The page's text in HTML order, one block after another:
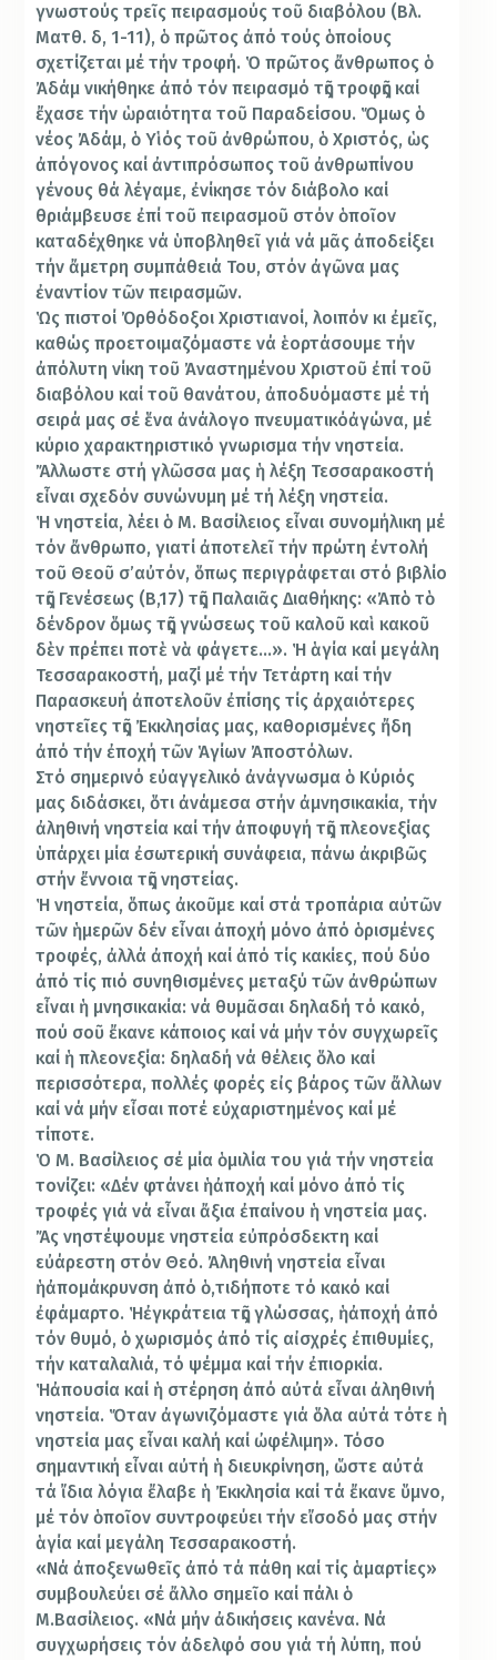
γνωστούς τρεῖς πειρασμούς τοῦ διαβόλου (Βλ.
Ματθ. δ, 1-11), ὁ πρῶτος ἀπό τούς ὁποίους
σχετίζεται μέ τήν τροφή. Ὁ πρῶτος ἄνθρωπος ὁ
Ἀδάμ νικήθηκε ἀπό τόν πειρασμό τῆς τροφῆς καί
ἔχασε τήν ὡραιότητα τοῦ Παραδείσου. Ὅμως ὁ
νέος Ἀδάμ, ὁ Υἱός τοῦ ἀνθρώπου, ὁ Χριστός, ὡς
ἀπόγονος καί ἀντιπρόσωπος τοῦ ἀνθρωπίνου
γένους θά λέγαμε, ἐνίκησε τόν διάβολο καί
θριάμβευσε ἐπί τοῦ πειρασμοῦ στόν ὁποῖον
καταδέχθηκε νά ὑποβληθεῖ γιά νά μᾶς ἀποδείξει
τήν ἄμετρη συμπάθειά Του, στόν ἀγῶνα μας
ἐναντίον τῶν πειρασμῶν.
Ὡς πιστοί Ὀρθόδοξοι Χριστιανοί, λοιπόν κι ἐμεῖς,
καθώς προετοιμαζόμαστε νά ἑορτάσουμε τήν
ἀπόλυτη νίκη τοῦ Ἀναστημένου Χριστοῦ ἐπί τοῦ
διαβόλου καί τοῦ θανάτου, ἀποδυόμαστε μέ τή
σειρά μας σέ ἕνα ἀνάλογο πνευματικόἀγώνα, μέ
κύριο χαρακτηριστικό γνωρισμα τήν νηστεία.
Ἄλλωστε στή γλῶσσα μας ἡ λέξη Τεσσαρακοστή
εἶναι σχεδόν συνώνυμη μέ τή λέξη νηστεία.
Ἡ νηστεία, λέει ὁ Μ. Βασίλειος εἶναι συνομήλικη μέ
τόν ἄνθρωπο, γιατί ἀποτελεῖ τήν πρώτη ἐντολή
τοῦ Θεοῦ σ’αὐτόν, ὅπως περιγράφεται στό βιβλίο
τῆς Γενέσεως (Β,17) τῆς Παλαιᾶς Διαθήκης: «Ἀπὸ τὸ
δένδρον ὅμως τῆς γνώσεως τοῦ καλοῦ καὶ κακοῦ
δὲν πρέπει ποτὲ νὰ φάγετε…». Ἡ ἁγία καί μεγάλη
Τεσσαρακοστή, μαζί μέ τήν Τετάρτη καί τήν
Παρασκευή ἀποτελοῦν ἐπίσης τίς ἀρχαιότερες
νηστεῖες τῆς Ἐκκλησίας μας, καθορισμένες ἤδη
ἀπό τήν ἐποχή τῶν Ἁγίων Ἀποστόλων.
Στό σημερινό εὐαγγελικό ἀνάγνωσμα ὁ Κύριός
μας διδάσκει, ὅτι ἀνάμεσα στήν ἀμνησικακία, τήν
ἀληθινή νηστεία καί τήν ἀποφυγή τῆς πλεονεξίας
ὑπάρχει μία ἐσωτερική συνάφεια, πάνω ἀκριβῶς
στήν ἔννοια τῆς νηστείας.
Ἡ νηστεία, ὅπως ἀκοῦμε καί στά τροπάρια αὐτῶν
τῶν ἡμερῶν δέν εἶναι ἀποχή μόνο ἀπό ὁρισμένες
τροφές, ἀλλά ἀποχή καί ἀπό τίς κακίες, πού δύο
ἀπό τίς πιό συνηθισμένες μεταξύ τῶν ἀνθρώπων
εἶναι ἡ μνησικακία: νά θυμᾶσαι δηλαδή τό κακό,
πού σοῦ ἔκανε κάποιος καί νά μήν τόν συγχωρεῖς
καί ἡ πλεονεξία: δηλαδή νά θέλεις ὅλο καί
περισσότερα, πολλές φορές εἰς βάρος τῶν ἄλλων
καί νά μήν εἶσαι ποτέ εὐχαριστημένος καί μέ
τίποτε.
Ὁ Μ. Βασίλειος σέ μία ὁμιλία του γιά τήν νηστεία
τονίζει: «Δέν φτάνει ἡἀποχή καί μόνο ἀπό τίς
τροφές γιά νά εἶναι ἄξια ἐπαίνου ἡ νηστεία μας.
Ἄς νηστέψουμε νηστεία εὐπρόσδεκτη καί
εὐάρεστη στόν Θεό. Ἀληθινή νηστεία εἶναι
ἡἀπομάκρυνση ἀπό ὁ,τιδήποτε τό κακό καί
ἐφάμαρτο. Ἡἐγκράτεια τῆς γλώσσας, ἡἀποχή ἀπό
τόν θυμό, ὁ χωρισμός ἀπό τίς αἰσχρές ἐπιθυμίες,
τήν καταλαλιά, τό ψέμμα καί τήν ἐπιορκία.
Ἡἀπουσία καί ἡ στέρηση ἀπό αὐτά εἶναι ἀληθινή
νηστεία. Ὅταν ἀγωνιζόμαστε γιά ὅλα αὐτά τότε ἡ
νηστεία μας εἶναι καλή καί ὠφέλιμη». Τόσο
σημαντική εἶναι αὐτή ἡ διευκρίνηση, ὥστε αὐτά
τά ἴδια λόγια ἔλαβε ἡ Ἐκκλησία καί τά ἔκανε ὕμνο,
μέ τόν ὁποῖον συντροφεύει τήν εἴσοδό μας στήν
ἁγία καί μεγάλη Τεσσαρακοστή.
«Νά ἀποξενωθεῖς ἀπό τά πάθη καί τίς ἁμαρτίες»
συμβουλεύει σέ ἄλλο σημεῖο καί πάλι ὁ
Μ.Βασίλειος. «Νά μήν ἀδικήσεις κανένα. Νά
συγχωρήσεις τόν ἀδελφό σου γιά τή λύπη, πού